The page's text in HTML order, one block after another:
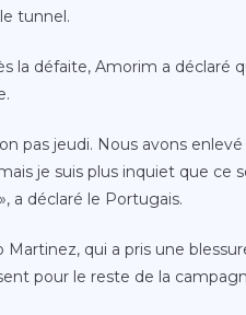
tunnel.
la défaite, Amorim a déclaré
pas jeudi. Nous avons
je suis plus inquiet que
a déclaré le Portugais.
Martinez, qui a pris une
pour le reste de la